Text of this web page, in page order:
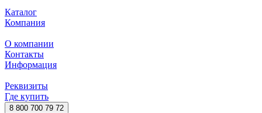
Каталог
Компания
О компании
Контакты
Информация
Реквизиты
Где купить
8 800 700 79 72